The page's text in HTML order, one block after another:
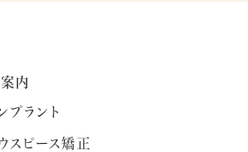
内
プラント
スピース矯正